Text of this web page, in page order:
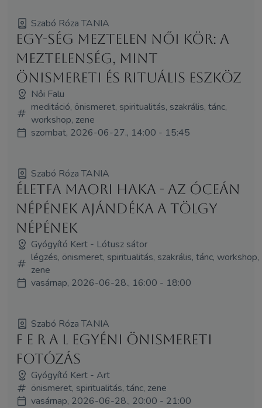
Szabó Róza TANIA
EGY-SÉG Meztelen Női Kör: A
meztelenség, mint
önismereti és rituális eszköz
Női Falu
meditáció, önismeret, spiritualitás, szakrális, tánc,
workshop, zene
szombat, 2026-06-27., 14:00 - 15:45
Szabó Róza TANIA
Életfa maori haka - az óceán
népének ajándéka a Tölgy
népének
Gyógyító Kert - Lótusz sátor
légzés, önismeret, spiritualitás, szakrális, tánc, workshop,
zene
vasárnap, 2026-06-28., 16:00 - 18:00
Szabó Róza TANIA
f e r a l egyéni önismereti
fotózás
Gyógyító Kert - Art
önismeret, spiritualitás, tánc, zene
vasárnap, 2026-06-28., 20:00 - 21:00